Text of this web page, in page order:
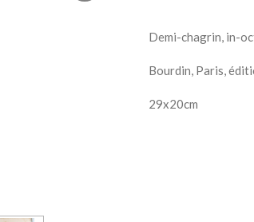
Demi-chagrin, in-
Bourdin, Paris,
29x20cm